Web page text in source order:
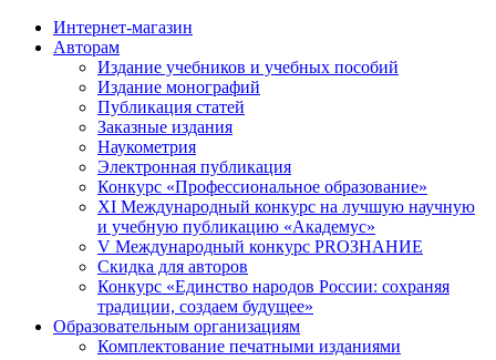
Интернет-магазин
Авторам
Издание учебников и учебных пособий
Издание монографий
Публикация статей
Заказные издания
Наукометрия
Электронная публикация
Конкурс «Профессиональное образование»
XI Международный конкурс на лучшую научную
и учебную публикацию «Академус»
V Международный конкурс PROЗНАНИЕ
Скидка для авторов
Конкурс «Единство народов России: сохраняя
традиции, создаем будущее»
Образовательным организациям
Комплектование печатными изданиями